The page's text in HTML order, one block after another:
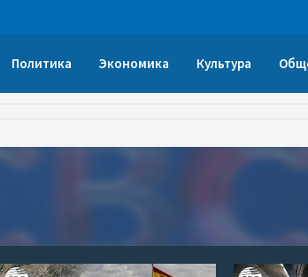
Политика Экономика Культура